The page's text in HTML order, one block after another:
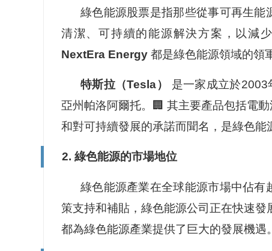
綠色能源股票是指那些從事可再生
清潔、可持續的能源解決方案，以減
NextEra Energy 都是綠色能源領域的領
特斯拉（Tesla）
是一家成立於
亞州帕洛阿爾托。🏢 其主要產品包括電
和對可持續發展的承諾而聞名，是綠色能
2. 綠色能源的市場地位
綠色能源產業在全球能源市場中佔
策支持和補貼，綠色能源公司正在快速發
都為綠色能源產業提供了巨大的發展機遇